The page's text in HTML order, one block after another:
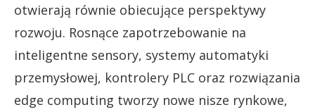
otwierają równie obiecujące perspektywy
rozwoju. Rosnące zapotrzebowanie na
inteligentne sensory, systemy automatyki
przemysłowej, kontrolery PLC oraz rozwiązania
edge computing tworzy nowe nisze rynkowe,